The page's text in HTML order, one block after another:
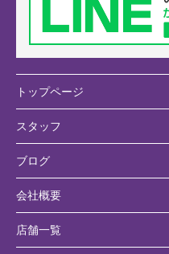
トップページ
スタッフ
ブログ
会社概要
店舗一覧